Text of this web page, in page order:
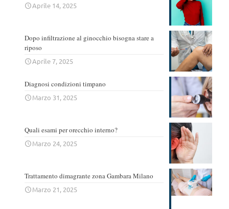
Aprile 14, 2025
Dopo infiltrazione al ginocchio bisogna stare a
riposo
Aprile 7, 2025
Diagnosi condizioni timpano
Marzo 31, 2025
Quali esami per orecchio interno?
Marzo 24, 2025
Trattamento dimagrante zona Gambara Milano
Marzo 21, 2025